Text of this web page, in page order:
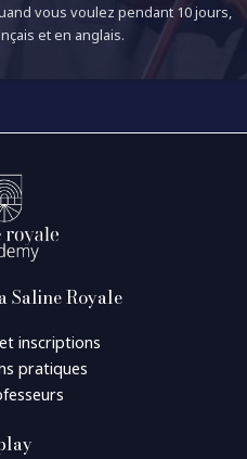
vous voulez pendant 10 jours,
et en anglais.
Saline Royale
inscriptions
pratiques